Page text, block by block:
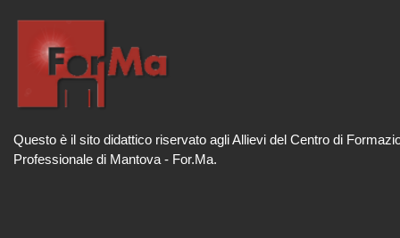
Questo è il sito didattico riservato agli Allievi del Centro di
Professionale di Mantova - For.Ma.